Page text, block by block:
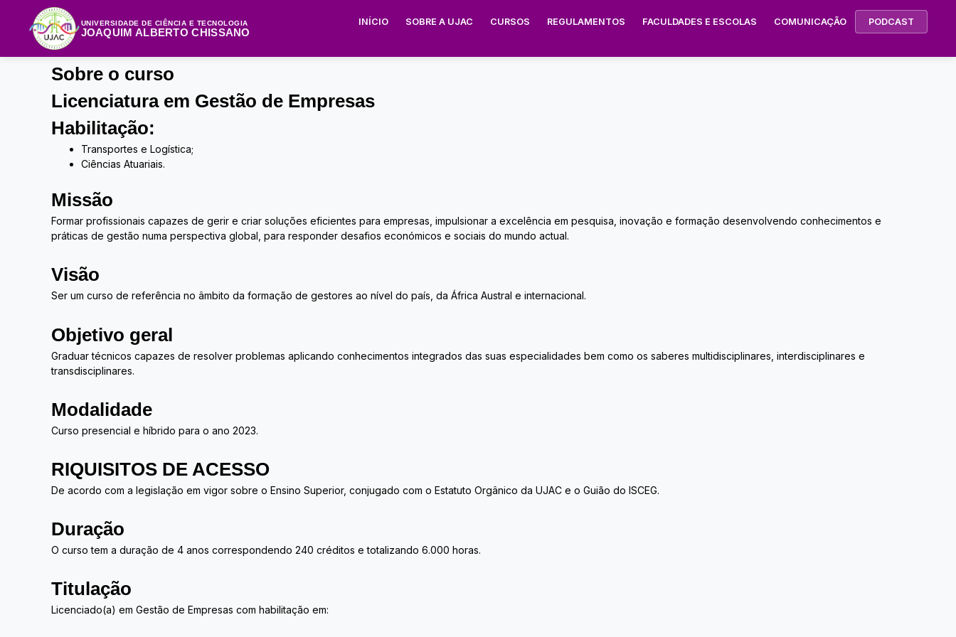
content
UNIVERSIDADE DE CIÊNCIA E TECNOLOGIA
JOAQUIM ALBERTO CHISSANO
INÍCIO SOBRE A UJAC CURSOS REGULAMENTOS FACULDADES E ESCOLAS COMUNICAÇÃO PODCAST
Sobre o curso
Licenciatura em Gestão de Empresas
Habilitação:
Transportes e Logística;
Ciências Atuariais.
Missão
Formar profissionais capazes de gerir e criar soluções eficientes para empresas, impulsionar a excelência em pesquisa, inovação e formação desenvolvendo conhecimentos e
práticas de gestão numa perspectiva global, para responder desafios económicos e sociais do mundo actual.
Visão
Ser um curso de referência no âmbito da formação de gestores ao nível do país, da África Austral e internacional.
Objetivo geral
Graduar técnicos capazes de resolver problemas aplicando conhecimentos integrados das suas especialidades bem como os saberes multidisciplinares, interdisciplinares e
transdisciplinares.
Modalidade
Curso presencial e híbrido para o ano 2023.
RIQUISITOS DE ACESSO
De acordo com a legislação em vigor sobre o Ensino Superior, conjugado com o Estatuto Orgânico da UJAC e o Guião do ISCEG.
Duração
O curso tem a duração de 4 anos correspondendo 240 créditos e totalizando 6.000 horas.
Titulação
Licenciado(a) em Gestão de Empresas com habilitação em: